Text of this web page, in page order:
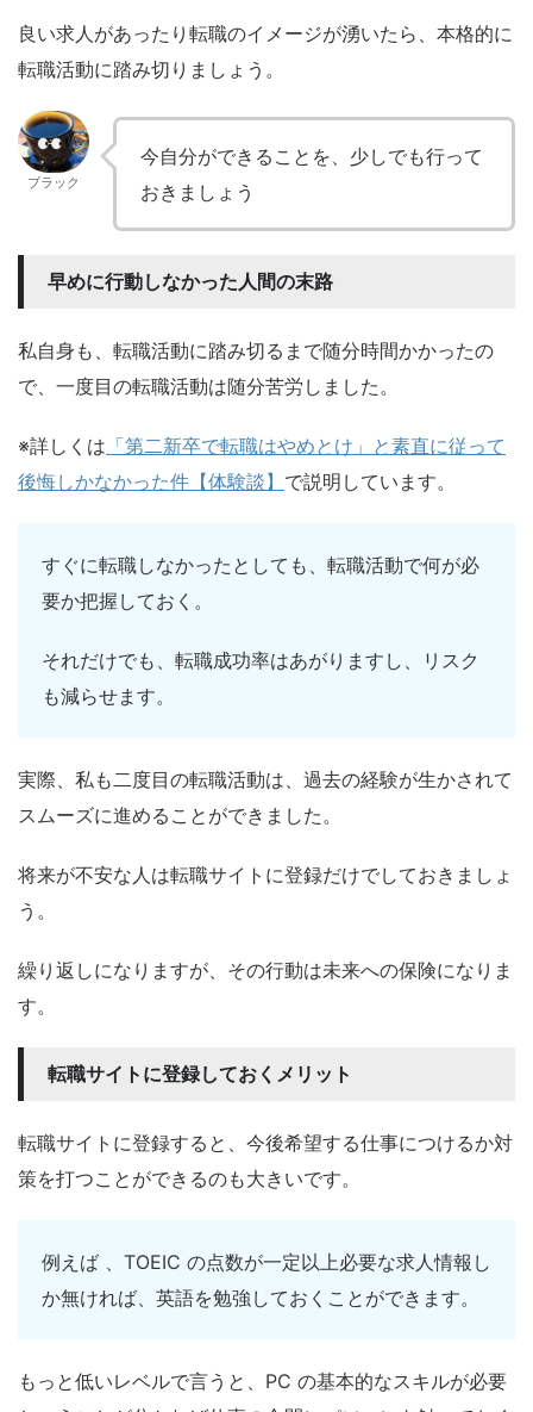
良い求人があったり転職のイメージが湧いたら、本格的に
転職活動に踏み切りましょう。
ブラック
今自分ができることを、少しでも行って
おきましょう
早めに行動しなかった人間の末路
私自身も、転職活動に踏み切るまで随分時間かかったの
で、一度目の転職活動は随分苦労しました。
※詳しくは 「第二新卒で転職はやめとけ」と素直に従って
後悔しかなかった件【体験談】 で説明しています。
すぐに転職しなかったとしても、転職活動で何が必
要か把握しておく。
それだけでも、転職成功率はあがりますし、リスク
も減らせます。
実際、私も二度目の転職活動は、過去の経験が生かされて
スムーズに進めることができました。
将来が不安な人は転職サイトに登録だけでしておきましょ
う。
繰り返しになりますが、その行動は未来への保険になりま
す。
転職サイトに登録しておくメリット
転職サイトに登録すると、今後希望する仕事につけるか対
策を打つことができるのも大きいです。
例えば 、TOEIC の点数が一定以上必要な求人情報し
か無ければ、英語を勉強しておくことができます。
もっと低いレベルで言うと、PC の基本的なスキルが必要